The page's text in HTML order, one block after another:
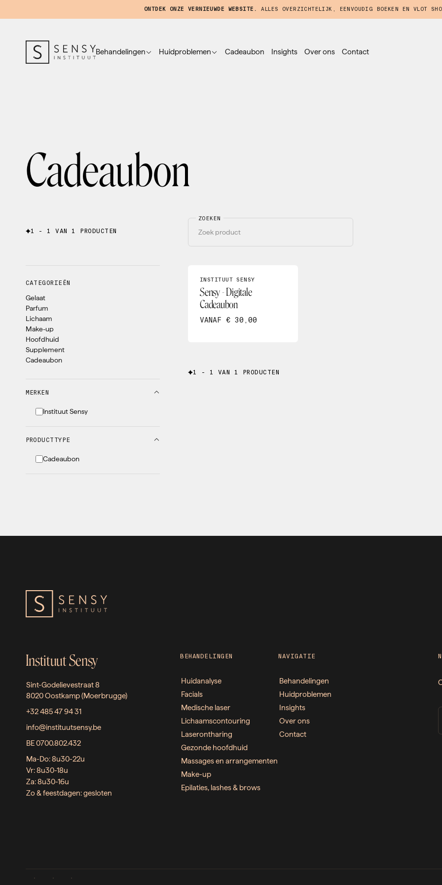
ONTDEK ONZE VERNIEUWDE WEBSITE. ALLES OVERZICHTELIJK, EENVOUDIG BOEKEN EN VLOT
Behandelingen Huidproblemen Cadeaubon Insights Over ons Contact
Cadeaubon
1 - 1 VAN 1 PRODUCTEN
ZOEKEN
CATEGORIEËN
Gelaat
Parfum
Lichaam
Make-up
Hoofdhuid
Supplement
Cadeaubon
MERKEN
Instituut Sensy
PRODUCTTYPE
Cadeaubon
INSTITUUT SENSY
Sensy - Digitale
Cadeaubon
VANAF € 30,00
1 - 1 VAN 1 PRODUCTEN
Instituut Sensy
Sint-Godelievestraat 8
8020 Oostkamp (Moerbrugge)
+32 485 47 94 31
info@instituutsensy.be
BE 0700.802.432
Ma-Do: 8u30-22u
Vr: 8u30-18u
Za: 8u30-16u
Zo & feestdagen: gesloten
BEHANDELINGEN
Huidanalyse
Facials
Medische laser
Lichaamscontouring
Laserontharing
Gezonde hoofdhuid
Massages en arrangementen
Make-up
Epilaties, lashes & brows
NAVIGATIE
Behandelingen
Huidproblemen
Insights
Over ons
Contact